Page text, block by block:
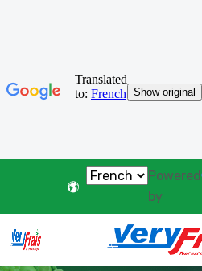
Powered
by